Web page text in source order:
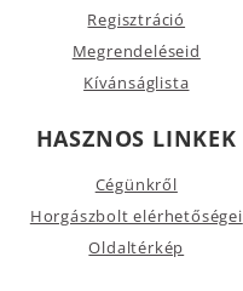
Regisztráció
Megrendeléseid
Kívánságlista
HASZNOS LINKEK
Cégünkről
Horgászbolt elérhetőségei
Oldaltérkép